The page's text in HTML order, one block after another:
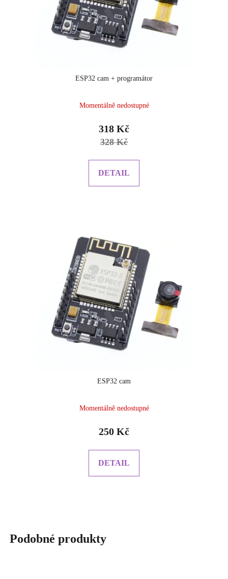
ESP32 cam + programátor
hodnocení
je
2.0
Momentálně nedostupné
318 Kč
328 Kč
DETAIL
ESP32 cam
Momentálně nedostupné
250 Kč
DETAIL
Podobné produkty